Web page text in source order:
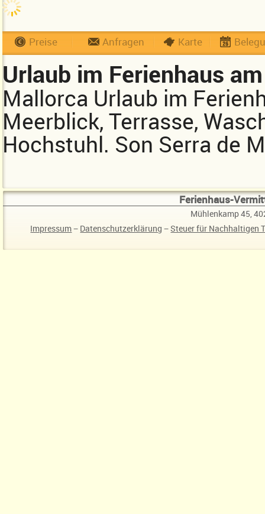
Preise Anfragen Karte
Urlaub im Ferienhaus
Mallorca Urlaub im
Meerblick, Terrasse,
Hochstuhl. Son Serra de
Ferienhaus-
Mühlenkamp 45,
Impressum− Datenschutzerklärung −Steuer für Nachhaltigen